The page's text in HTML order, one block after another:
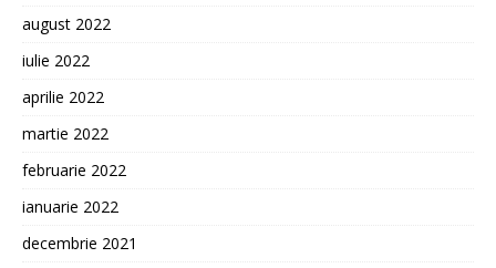
august 2022
iulie 2022
aprilie 2022
martie 2022
februarie 2022
ianuarie 2022
decembrie 2021